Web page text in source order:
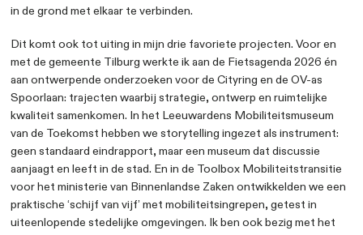
behalen valt als je die keuzes durft te heroverwegen.
Nu, bij Studio Bereikbaar, versmelten mijn passies en
voor gezondheid, ruimtelijke inrichting, stedenbouw
Als ‘ruimtelijk omnivoor’ werk ik aan uiteenlopende
maar met een steeds terugkerende kern: hoe richten
wijken zo in dat ze bijdragen aan een gezond en
Wat mij hierin drijft is de overtuiging dat een gezonde
leefomgeving niet vanzelf ontstaat, maar dat ze
je vragen stelt, mensen betrekt, samen ontwerpt,